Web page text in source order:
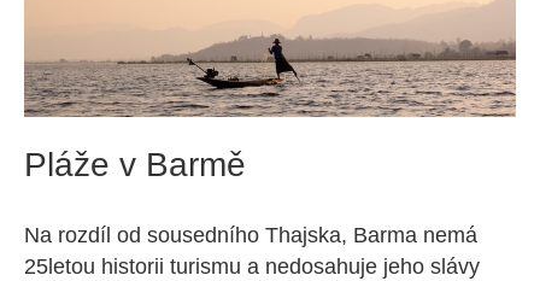
Pláže v Barmě
Na rozdíl od sousedního Thajska, Barma nemá
25letou historii turismu a nedosahuje jeho slávy